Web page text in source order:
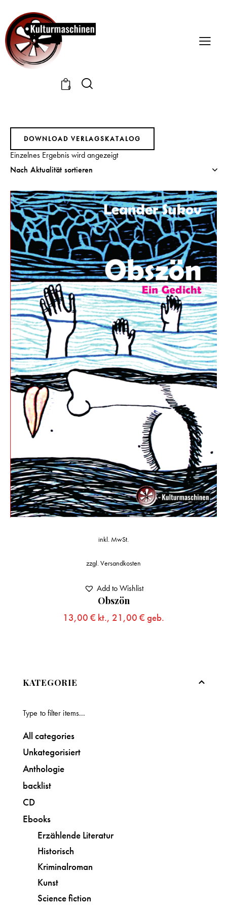
0
DOWNLOAD VERLAGSKATALOG
Einzelnes Ergebnis wird angezeigt
Obszön
13,00 € kt., 21,00 € geb.
inkl. MwSt.
zzgl. Versandkosten
Add to Wishlist
KATEGORIE
All categories
Unkategorisiert
Anthologie
backlist
CD
Ebooks
Erzählende Literatur
Historisch
Kriminalroman
Kunst
Science fiction